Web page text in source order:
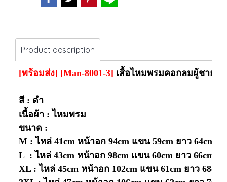
Product description
[พร้อมส่ง] [Man-8001-3] เสื้อไหมพรมคอกลมผู้ชายสี
สี : ดำ
เนื้อผ้า : ไหมพรม
ขนาด :
M : ไหล่ 41cm หน้าอก 94cm แขน 59cm ยาว 64cm
L : ไหล่ 43cm หน้าอก 98cm แขน 60cm ยาว 66cm
XL : ไหล่ 45cm หน้าอก 102cm แขน 61cm ยาว 68cm